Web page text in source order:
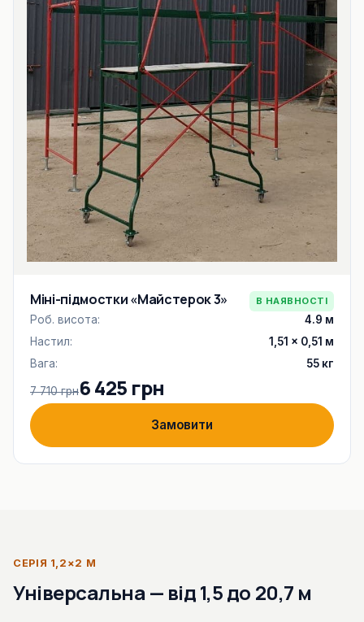
Міні-підмостки «Майстерок 3» В НАЯВНОСТІ
Роб. висота:
4.9 м
Настил:
1,51 × 0,51 м
Вага:
55 кг
7 710 грн6 425 грн
Замовити
СЕРІЯ 1,2×2 М
Універсальна — від 1,5 до 20,7 м